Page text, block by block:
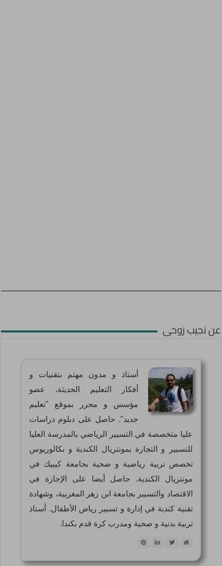
عن نجيب زوحى
أستاذ و مدون مهتم بتقنيات و
أفكار التعليم الحديثة، عضو
مؤسس و محرر بموقع "تعليم
جديد". حاصل على دبلوم دراسات
عليا متخصصة في التسيير الرياضي بالمدرسة العليا
للتسيير و التجارة بمونتريال الكندية و بكالوريوس
تخصص تربية رياضية و صحية بجامعة كيبيك في
مونتريال الكندية. حاصل أيضا على الإجازة في
الاقتصاد والتسيير بجامعة ابن زهر المغربية، وشهادة
تقنية كندية في إدارة و تسيير رياض الأطفال. أستاذ
تربية بدنية و صحية ومدرب كرة قدم بكندا.